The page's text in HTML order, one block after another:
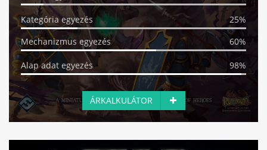
Kategória egyezés
25%
Mechanizmus egyezés
60%
Alap adat egyezés 98%
ÁRKALKULÁTOR